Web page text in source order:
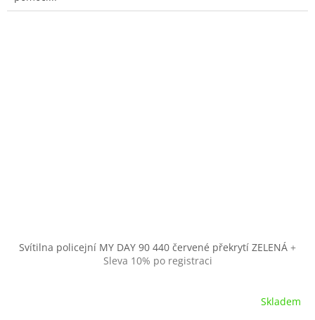
Svítilna policejní MY DAY 90 440 červené překrytí ZELENÁ +
Sleva 10% po registraci
Skladem